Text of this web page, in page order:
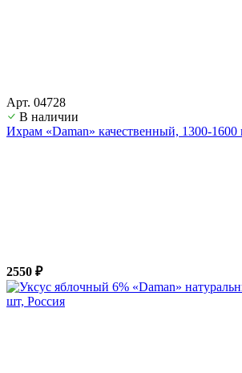
Арт. 04728
В наличии
Ихрам «Daman» качественный, 1300-1600
2550 ₽